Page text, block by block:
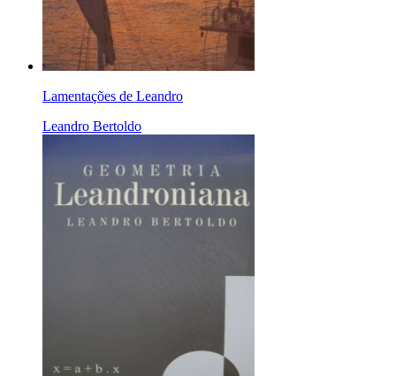
Lamentações de Leandro
Leandro Bertoldo